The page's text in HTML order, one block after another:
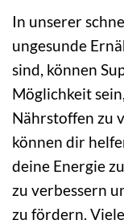
In unserer
ungesunde
sind, können
Möglichkeit
Nährstoffen zu
können dir
deine Energie
zu verbessern
zu fördern.